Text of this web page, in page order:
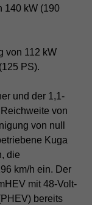
140 kW (190
von 112 kW
PS).
und der 1,1-
von
von null
Kuga
die
km/h ein. Der
mit 48-Volt-
bereits